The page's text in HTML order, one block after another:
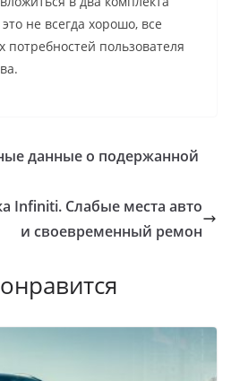
не всегда хорошо, все
потребностей пользователя
данные о подержанной
Infiniti. Слабые места авто
и своевременный ремон